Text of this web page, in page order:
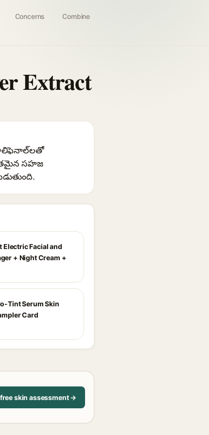
Concerns Combine
Extract
పాలిఫెనాల్‌లతో
సహజ
Electric Facial and
+ Night Cream +
Tint Serum Skin
Card
free skin assessment →